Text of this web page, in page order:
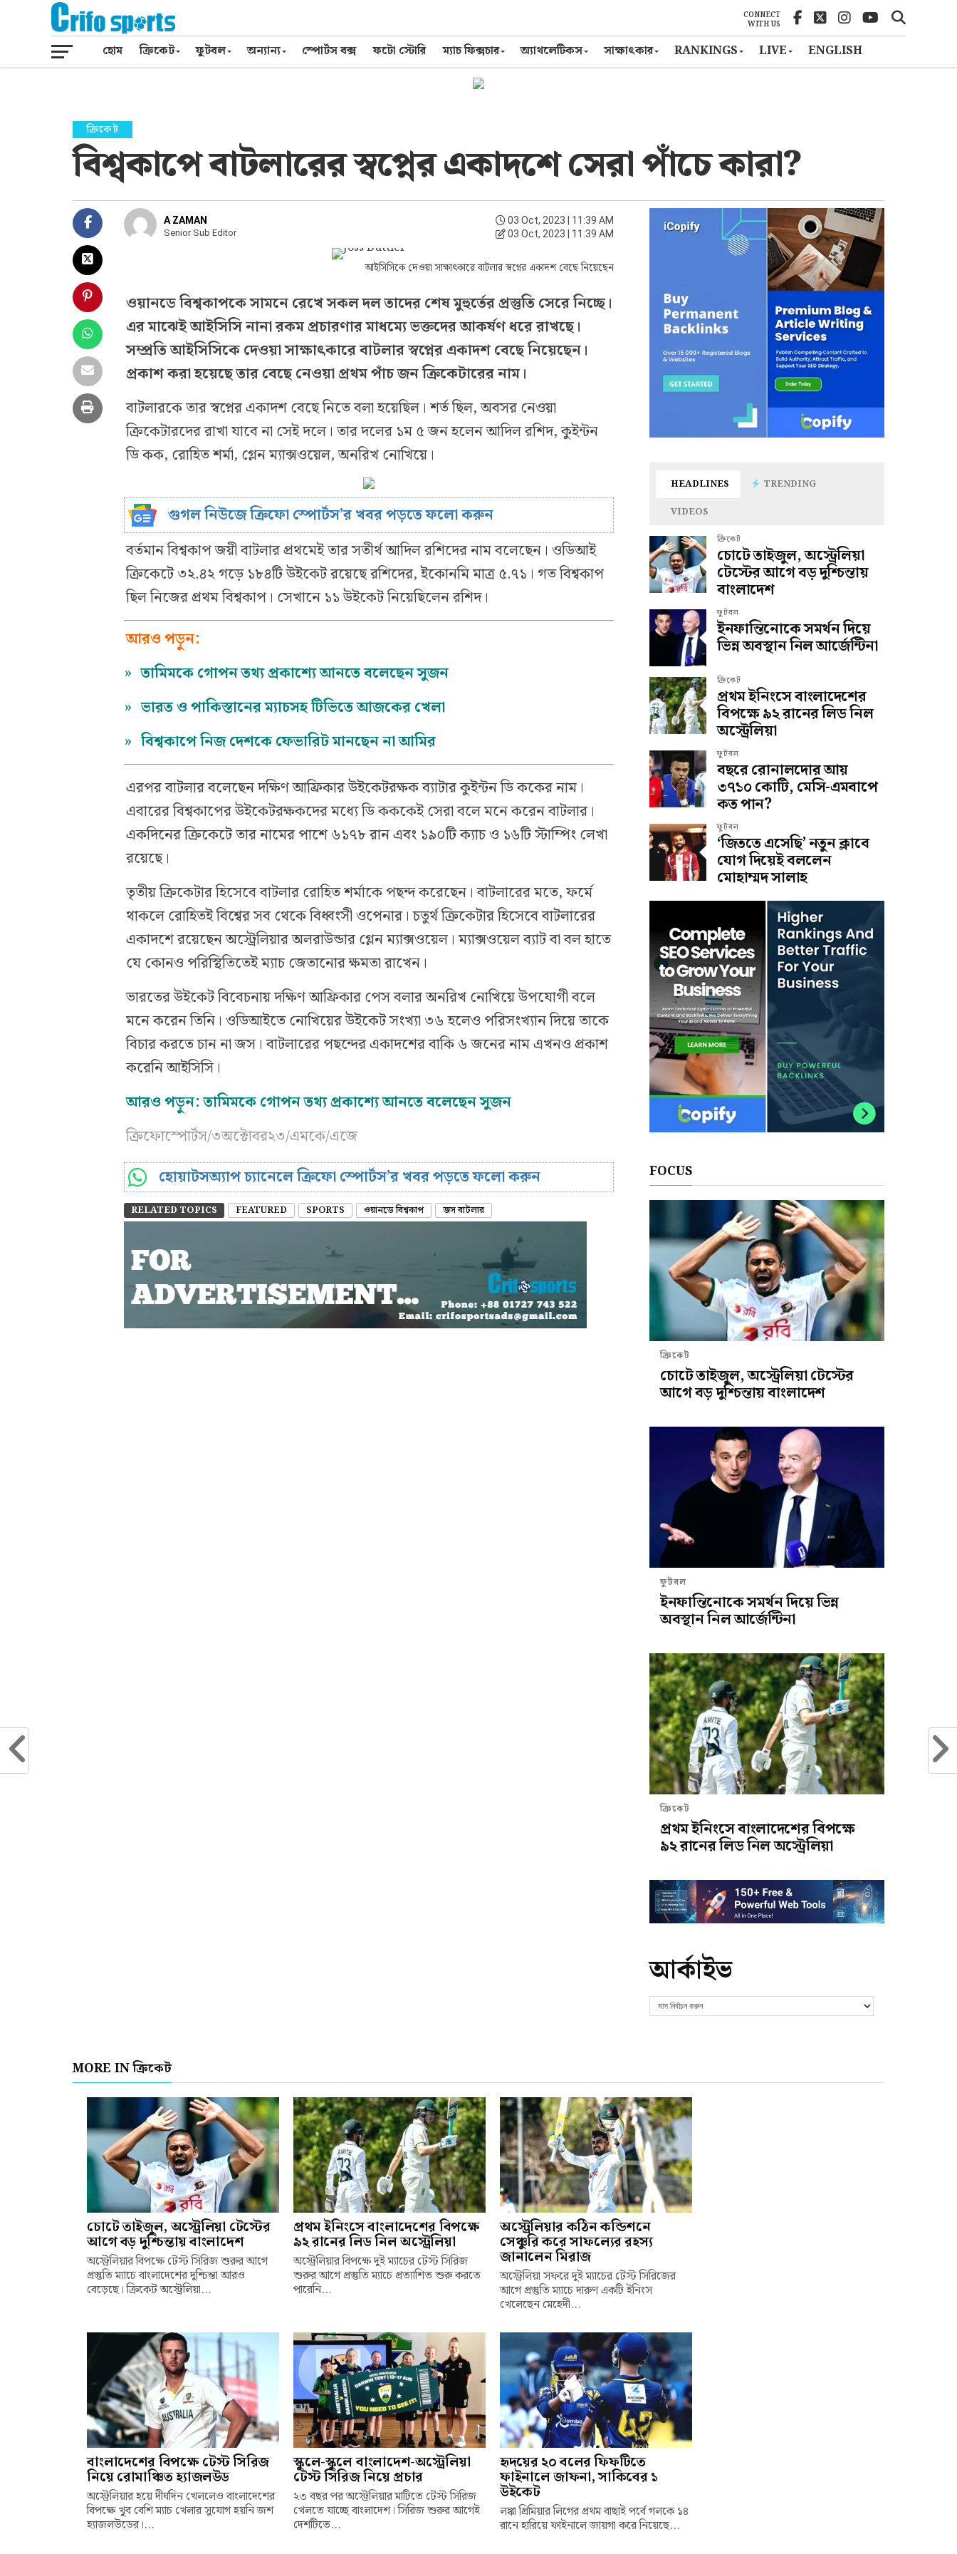
CONNECT
WITH US
হোম ক্রিকেট ফুটবল অন্যান্য স্পোর্টস বক্স ফটো স্টোরি ম্যাচ ফিক্সচার অ্যাথলেটিকস সাক্ষাৎকার RANKINGS LIVE ENGLISH
ক্রিকেট
বিশ্বকাপে বাটলারের স্বপ্নের একাদশে সেরা পাঁচে কারা?
A ZAMAN
Senior Sub Editor
03 Oct, 2023 | 11:39 AM
03 Oct, 2023 | 11:39 AM
আইসিসিকে দেওয়া সাক্ষাৎকারে বাটলার স্বপ্নের একাদশ বেছে নিয়েছেন
ওয়ানডে বিশ্বকাপকে সামনে রেখে সকল দল তাদের শেষ মুহুর্তের প্রস্তুতি সেরে নিচ্ছে।
এর মাঝেই আইসিসি নানা রকম প্রচারণার মাধম্যে ভক্তদের আকর্ষণ ধরে রাখছে।
সম্প্রতি আইসিসিকে দেওয়া সাক্ষাৎকারে বাটলার স্বপ্নের একাদশ বেছে নিয়েছেন।
প্রকাশ করা হয়েছে তার বেছে নেওয়া প্রথম পাঁচ জন ক্রিকেটারের নাম।
বাটলারকে তার স্বপ্নের একাদশ বেছে নিতে বলা হয়েছিল। শর্ত ছিল, অবসর নেওয়া
ক্রিকেটারদের রাখা যাবে না সেই দলে। তার দলের ১ম ৫ জন হলেন আদিল রশিদ, কুইন্টন
ডি কক, রোহিত শর্মা, গ্লেন ম্যাক্সওয়েল, অনরিখ নোখিয়ে।
গুগল নিউজে ক্রিফো স্পোর্টস’র খবর পড়তে ফলো করুন
বর্তমান বিশ্বকাপ জয়ী বাটলার প্রথমেই তার সতীর্থ আদিল রশিদের নাম বলেছেন। ওডিআই
ক্রিকেটে ৩২.৪২ গড়ে ১৮৪টি উইকেট রয়েছে রশিদের, ইকোনমি মাত্র ৫.৭১। গত বিশ্বকাপ
ছিল নিজের প্রথম বিশ্বকাপ। সেখানে ১১ উইকেট নিয়েছিলেন রশিদ।
আরও পড়ুন:
» তামিমকে গোপন তথ্য প্রকাশ্যে আনতে বলেছেন সুজন
» ভারত ও পাকিস্তানের ম্যাচসহ টিভিতে আজকের খেলা
» বিশ্বকাপে নিজ দেশকে ফেভারিট মানছেন না আমির
এরপর বাটলার বলেছেন দক্ষিণ আফ্রিকার উইকেটরক্ষক ব্যাটার কুইন্টন ডি ককের নাম।
এবারের বিশ্বকাপের উইকেটরক্ষকদের মধ্যে ডি কককেই সেরা বলে মনে করেন বাটলার।
একদিনের ক্রিকেটে তার নামের পাশে ৬১৭৮ রান এবং ১৯০টি ক্যাচ ও ১৬টি স্টাম্পিং লেখা
রয়েছে।
তৃতীয় ক্রিকেটার হিসেবে বাটলার রোহিত শর্মাকে পছন্দ করেছেন। বাটলারের মতে, ফর্মে
থাকলে রোহিতই বিশ্বের সব থেকে বিধ্বংসী ওপেনার। চতুর্থ ক্রিকেটার হিসেবে বাটলারের
একাদশে রয়েছেন অস্ট্রেলিয়ার অলরাউন্ডার গ্লেন ম্যাক্সওয়েল। ম্যাক্সওয়েল ব্যাট বা বল হাতে
যে কোনও পরিস্থিতিতেই ম্যাচ জেতানোর ক্ষমতা রাখেন।
ভারতের উইকেট বিবেচনায় দক্ষিণ আফ্রিকার পেস বলার অনরিখ নোখিয়ে উপযোগী বলে
মনে করেন তিনি। ওডিআইতে নোখিয়ের উইকেট সংখ্যা ৩৬ হলেও পরিসংখ্যান দিয়ে তাকে
বিচার করতে চান না জস। বাটলারের পছন্দের একাদশের বাকি ৬ জনের নাম এখনও প্রকাশ
করেনি আইসিসি।
আরও পড়ুন: তামিমকে গোপন তথ্য প্রকাশ্যে আনতে বলেছেন সুজন
ক্রিফোস্পোর্টস/৩অক্টোবর২৩/এমকে/এজে
হোয়াটসঅ্যাপ চ্যানেলে ক্রিফো স্পোর্টস’র খবর পড়তে ফলো করুন
RELATED TOPICS FEATURED SPORTS ওয়ানডে বিশ্বকাপ জস বাটলার
HEADLINES
TRENDING
VIDEOS
ক্রিকেট
চোটে তাইজুল, অস্ট্রেলিয়া
টেস্টের আগে বড় দুশ্চিন্তায়
বাংলাদেশ
ফুটবল
ইনফান্তিনোকে সমর্থন দিয়ে
ভিন্ন অবস্থান নিল আর্জেন্টিনা
ক্রিকেট
প্রথম ইনিংসে বাংলাদেশের
বিপক্ষে ৯২ রানের লিড নিল
অস্ট্রেলিয়া
ফুটবল
বছরে রোনালদোর আয়
৩৭১০ কোটি, মেসি-এমবাপে
কত পান?
ফুটবল
‘জিততে এসেছি’ নতুন ক্লাবে
যোগ দিয়েই বললেন
মোহাম্মদ সালাহ
FOCUS
ক্রিকেট
চোটে তাইজুল, অস্ট্রেলিয়া টেস্টের
আগে বড় দুশ্চিন্তায় বাংলাদেশ
ফুটবল
ইনফান্তিনোকে সমর্থন দিয়ে ভিন্ন
অবস্থান নিল আর্জেন্টিনা
ক্রিকেট
প্রথম ইনিংসে বাংলাদেশের বিপক্ষে
৯২ রানের লিড নিল অস্ট্রেলিয়া
আর্কাইভ
MORE IN ক্রিকেট
চোটে তাইজুল, অস্ট্রেলিয়া টেস্টের
আগে বড় দুশ্চিন্তায় বাংলাদেশ
অস্ট্রেলিয়ার বিপক্ষে টেস্ট সিরিজ শুরুর আগে
প্রস্তুতি ম্যাচে বাংলাদেশের দুশ্চিন্তা আরও
বেড়েছে। ক্রিকেট অস্ট্রেলিয়া...
প্রথম ইনিংসে বাংলাদেশের বিপক্ষে
৯২ রানের লিড নিল অস্ট্রেলিয়া
অস্ট্রেলিয়ার বিপক্ষে দুই ম্যাচের টেস্ট সিরিজ
শুরুর আগে প্রস্তুতি ম্যাচে প্রত্যাশিত শুরু করতে
পারেনি...
অস্ট্রেলিয়ার কঠিন কন্ডিশনে
সেঞ্চুরি করে সাফল্যের রহস্য
জানালেন মিরাজ
অস্ট্রেলিয়া সফরে দুই ম্যাচের টেস্ট সিরিজের
আগে প্রস্তুতি ম্যাচে দারুণ একটি ইনিংস
খেলেছেন মেহেদী...
বাংলাদেশের বিপক্ষে টেস্ট সিরিজ
নিয়ে রোমাঞ্চিত হ্যাজলউড
অস্ট্রেলিয়ার হয়ে দীর্ঘদিন খেললেও বাংলাদেশের
বিপক্ষে খুব বেশি ম্যাচ খেলার সুযোগ হয়নি জশ
হ্যাজলউডের।...
স্কুলে-স্কুলে বাংলাদেশ-অস্ট্রেলিয়া
টেস্ট সিরিজ নিয়ে প্রচার
২৩ বছর পর অস্ট্রেলিয়ার মাটিতে টেস্ট সিরিজ
খেলতে যাচ্ছে বাংলাদেশ। সিরিজ শুরুর আগেই
দেশটিতে...
হৃদয়ের ২০ বলের ফিফটিতে
ফাইনালে জাফনা, সাকিবের ১
উইকেট
লঙ্কা প্রিমিয়ার লিগের প্রথম বাছাই পর্বে গলকে ১৪
রানে হারিয়ে ফাইনালে জায়গা করে নিয়েছে...